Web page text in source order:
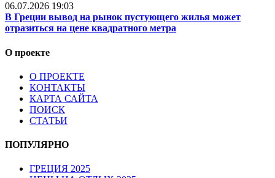
06.07.2026 19:03
В Греции вывод на рынок пустующего жилья может
отразиться на цене квадратного метра
О проекте
О ПРОЕКТЕ
КОНТАКТЫ
КАРТА САЙТА
ПОИСК
СТАТЬИ
ПОПУЛЯРНО
ГРЕЦИЯ 2025